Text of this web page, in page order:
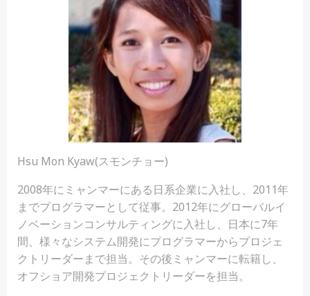
Hsu Mon Kyaw(スモンチョー)
2008年にミャンマーにある日系企業に入社し、2011年
までプログラマーとして従事。2012年にグローバルイ
ノベーションコンサルティングに入社し、日本に7年
間、様々なシステム開発にプログラマーからプロジェ
クトリーダーまで担当。その後ミャンマーに転籍し、
オフショア開発プロジェクトリーダーを担当。